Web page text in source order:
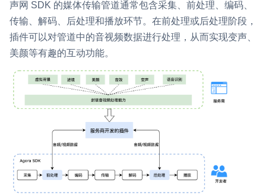
为智能硬件提供优质的媒体流传输，实现人与人、人与物、物与
实时互动扩展能力
实时转录翻译
快速实现实时的语音转写功能
快速实现多人实时互动白板协作
微呼叫
实现智能硬件和微信小程序之间的实时音视频互通
声网 SDK 的媒体传输管道通常包含采集、前处理、编码、
传输、解码、后处理和播放环节。在前处理或后处理阶段，
插件可以对管道中的音视频数据进行处理，从而实现变声、
美颜等有趣的互动功能。